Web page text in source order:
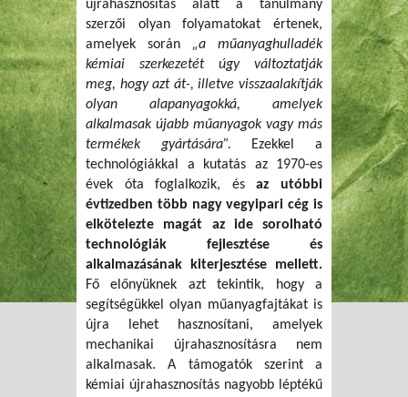
újrahasznosítás alatt a tanulmány
szerzői olyan folyamatokat értenek,
amelyek során „a műanyaghulladék
kémiai szerkezetét úgy változtatják
meg, hogy azt át-, illetve visszaalakítják
olyan alapanyagokká, amelyek
alkalmasak újabb műanyagok vagy más
termékek gyártására”. Ezekkel a
technológiákkal a kutatás az 1970-es
évek óta foglalkozik, ésaz utóbbi
évtizedben több nagy vegyipari cég is
elkötelezte magát az ide sorolható
technológiák fejlesztése és
alkalmazásának kiterjesztése mellett.
Fő előnyüknek azt tekintik, hogy a
segítségükkel olyan műanyagfajtákat is
újra lehet hasznosítani, amelyek
mechanikai újrahasznosításra nem
alkalmasak. A támogatók szerint a
kémiai újrahasznosítás nagyobb léptékű